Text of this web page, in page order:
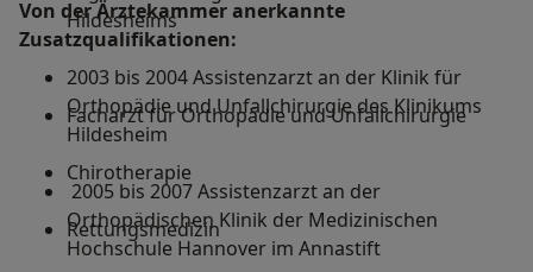
Hildesheims
2003 bis 2004 Assistenzarzt an der Klinik für
Orthopädie und Unfallchirurgie des Klinikums
Hildesheim
2005 bis 2007 Assistenzarzt an der
Orthopädischen Klinik der Medizinischen
Hochschule Hannover im Annastift
Von der Ärztekammer anerkannte
Zusatzqualifikationen:
Facharzt für Orthopädie und Unfallchirurgie
Chirotherapie
Rettungsmedizin